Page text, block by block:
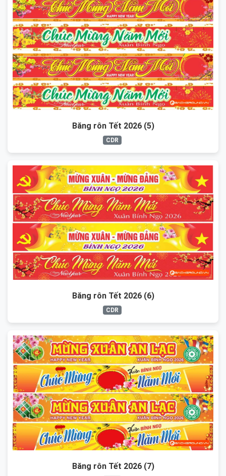
Băng rôn Tết 2026 (5)
CDR
Băng rôn Tết 2026 (6)
CDR
Băng rôn Tết 2026 (7)